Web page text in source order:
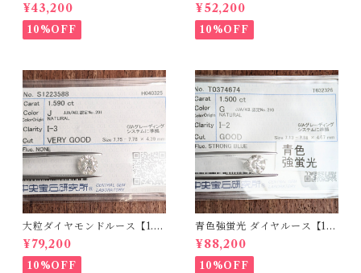
RO206812
¥43,200
10%OFF
¥52,200
10%OFF
大粒ダイヤモンドルース【1.5
90ct】PRO207355
¥79,200
10%OFF
青色強蛍光 ダイヤルース【1.5
00ct】PRO208926
¥88,200
10%OFF